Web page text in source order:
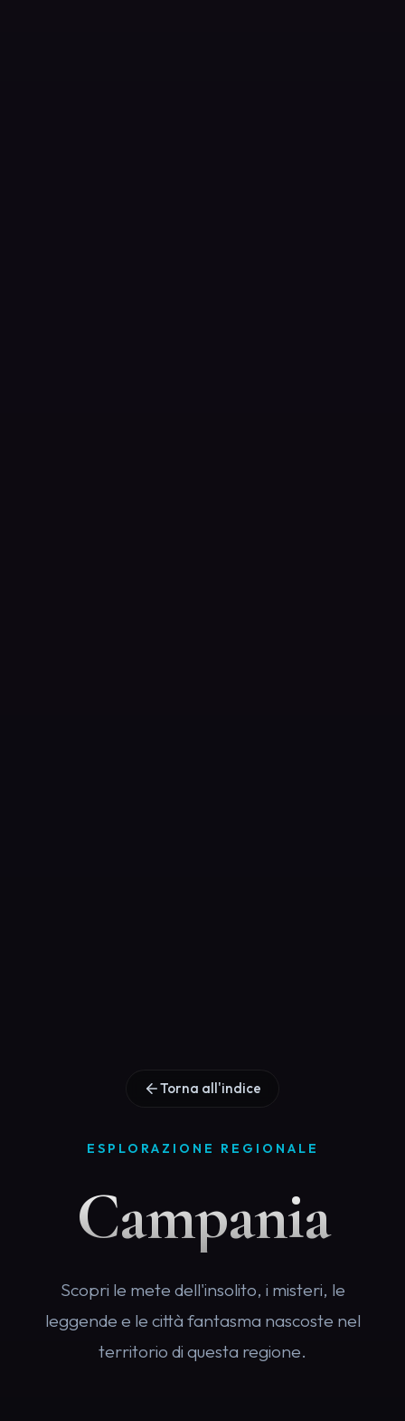
Torna all'indice
ESPLORAZIONE REGIONALE
Campania
Scopri le mete dell'insolito, i misteri, le
leggende e le città fantasma nascoste nel
territorio di questa regione.